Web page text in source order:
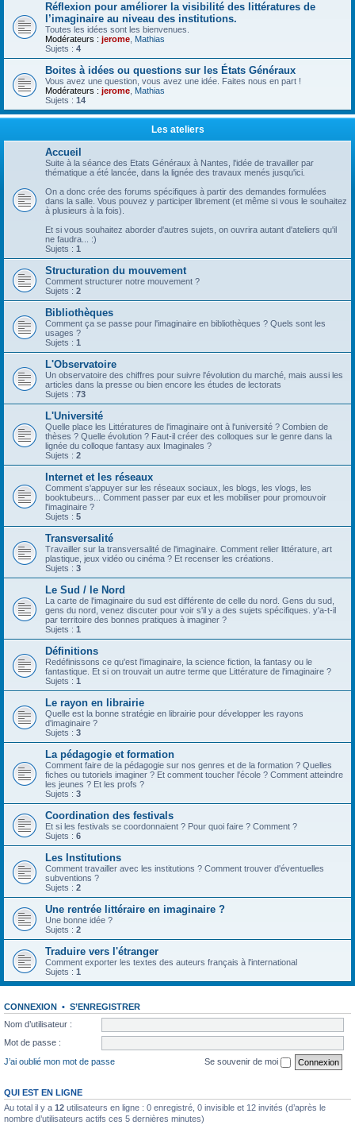
Réflexion pour améliorer la visibilité des littératures de
l’imaginaire au niveau des institutions.
Toutes les idées sont les bienvenues.
Modérateurs : jerome Mathias
Sujets : 4
Boites à idées ou questions sur les États Généraux
Vous avez une question, vous avez une idée. Faites nous en part !
Modérateurs : jerome Mathias
Sujets : 14
Les ateliers
Accueil
Suite à la séance des Etats Généraux à Nantes, l'idée de travailler par
thématique a été lancée, dans la lignée des travaux menés jusqu'ici.
On a donc crée des forums spécifiques à partir des demandes formulées
dans la salle. Vous pouvez y participer librement (et même si vous le souhaitez
à plusieurs à la fois).
Et si vous souhaitez aborder d'autres sujets, on ouvrira autant d'ateliers qu'il
ne faudra... :)
Sujets : 1
Structuration du mouvement
Comment structurer notre mouvement ?
Sujets : 2
Bibliothèques
Comment ça se passe pour l'imaginaire en bibliothèques ? Quels sont les
usages ?
Sujets : 1
L'Observatoire
Un observatoire des chiffres pour suivre l'évolution du marché, mais aussi les
articles dans la presse ou bien encore les études de lectorats
Sujets : 73
L'Université
Quelle place les Littératures de l'imaginaire ont à l'université ? Combien de
thèses ? Quelle évolution ? Faut-il créer des colloques sur le genre dans la
lignée du colloque fantasy aux Imaginales ?
Sujets : 2
Internet et les réseaux
Comment s'appuyer sur les réseaux sociaux, les blogs, les vlogs, les
booktubeurs... Comment passer par eux et les mobiliser pour promouvoir
l'imaginaire ?
Sujets : 5
Transversalité
Travailler sur la transversalité de l'imaginaire. Comment relier littérature, art
plastique, jeux vidéo ou cinéma ? Et recenser les créations.
Sujets : 3
Le Sud / le Nord
La carte de l'imaginaire du sud est différente de celle du nord. Gens du sud,
gens du nord, venez discuter pour voir s'il y a des sujets spécifiques. y'a-t-il
par territoire des bonnes pratiques à imaginer ?
Sujets : 1
Définitions
Redéfinissons ce qu'est l'imaginaire, la science fiction, la fantasy ou le
fantastique. Et si on trouvait un autre terme que Littérature de l'imaginaire ?
Sujets : 1
Le rayon en librairie
Quelle est la bonne stratégie en librairie pour développer les rayons
d'imaginaire ?
Sujets : 3
La pédagogie et formation
Comment faire de la pédagogie sur nos genres et de la formation ? Quelles
fiches ou tutoriels imaginer ? Et comment toucher l'école ? Comment atteindre
les jeunes ? Et les profs ?
Sujets : 3
Coordination des festivals
Et si les festivals se coordonnaient ? Pour quoi faire ? Comment ?
Sujets : 6
Les Institutions
Comment travailler avec les institutions ? Comment trouver d'éventuelles
subventions ?
Sujets : 2
Une rentrée littéraire en imaginaire ?
Une bonne idée ?
Sujets : 2
Traduire vers l'étranger
Comment exporter les textes des auteurs français à l'international
Sujets : 1
CONNEXION • S’ENREGISTRER
Nom d’utilisateur :
Mot de passe :
J’ai oublié mon mot de passe
Se souvenir de moi
QUI EST EN LIGNE
Au total il y a 12 utilisateurs en ligne : 0 enregistré, 0 invisible et 12 invités (d’après le
nombre d’utilisateurs actifs ces 5 dernières minutes)